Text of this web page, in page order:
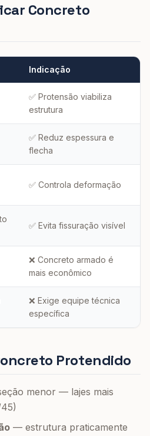
Concreto
Indicação
✅ Protensão viabiliza
estrutura
✅ Reduz espessura e
flecha
✅ Controla deformação
✅ Evita fissuração visível
❌ Concreto armado é
mais econômico
❌ Exige equipe técnica
específica
Protendido
menor — lajes mais
— estrutura praticamente